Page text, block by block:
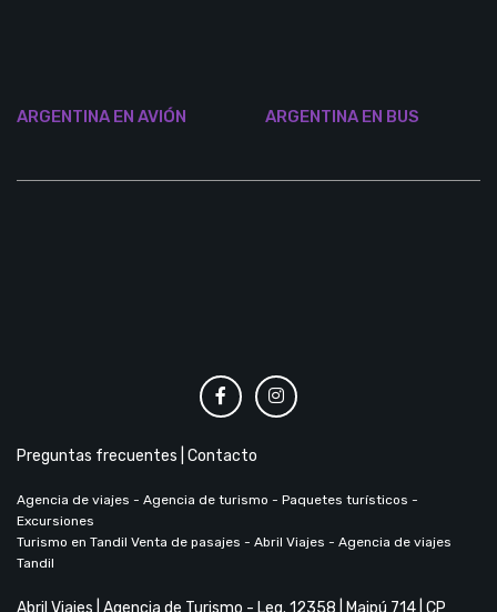
ARGENTINA EN AVIÓN ARGENTINA EN BUS
Preguntas frecuentes Contacto
Agencia de viajes - Agencia de turismo - Paquetes turísticos -
Excursiones
Turismo en Tandil Venta de pasajes - Abril Viajes - Agencia de viajes
Tandil
Abril Viajes | Agencia de Turismo - Leg. 12358 | Maipú 714 | CP